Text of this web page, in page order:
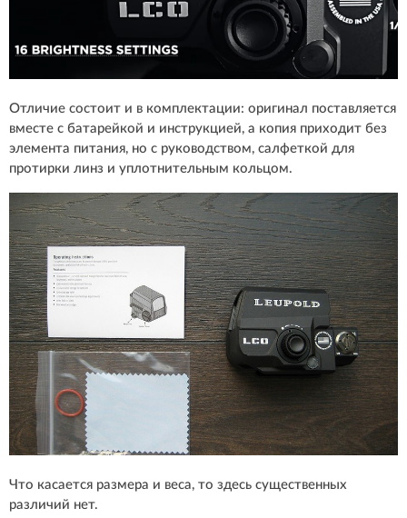
Отличие состоит и в комплектации: оригинал поставляется
вместе с батарейкой и инструкцией, а копия приходит без
элемента питания, но с руководством, салфеткой для
протирки линз и уплотнительным кольцом.
Что касается размера и веса, то здесь существенных
различий нет.